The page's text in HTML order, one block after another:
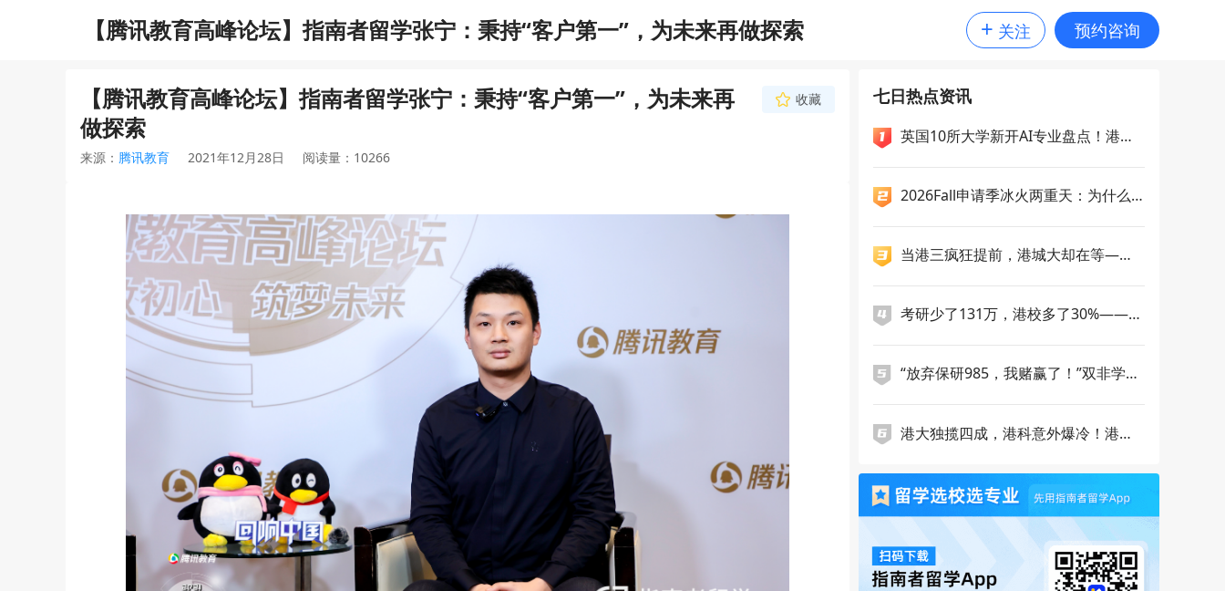
【腾讯教育高峰论坛】指南者留学张宁：秉持“客户第一”，为未来再做探索 + 关注 预约咨询
【腾讯教育高峰论坛】指南者留学张宁：秉持“客户第一”，为未来再
做探索
收藏
来源： 腾讯教育 2021年12月28日 阅读量：10266
七日热点资讯
英国10所大学新开AI专业盘点！港科
2026Fall申请季冰火两重天：为什么
当港三疯狂提前，港城大却在等——2
考研少了131万，港校多了30%——27
“放弃保研985，我赌赢了！”双非学
港大独揽四成，港科意外爆冷！港新
在掉队……